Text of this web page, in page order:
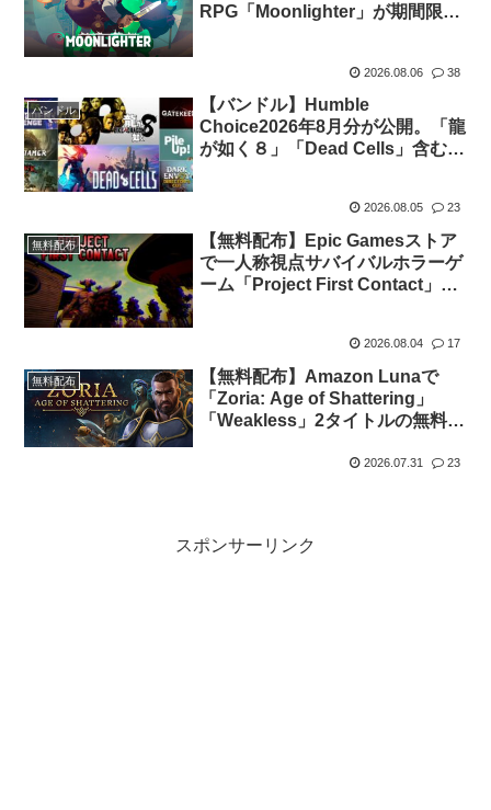
RPG「Moonlighter」が期間限定
2026.08.06 38
バンドル
【バンドル】Humble
Choice2026年8月分が公開。「龍
が如く８」「Dead Cells」含む8
2026.08.05 23
無料配布
【無料配布】Epic Gamesストア
で一人称視点サバイバルホラーゲ
ーム「Project First Contact」が
2026.08.04 17
無料配布
【無料配布】Amazon Lunaで
「Zoria: Age of Shattering」
「Weakless」2タイトルの無料配
2026.07.31 23
スポンサーリンク